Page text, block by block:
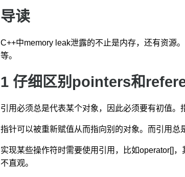
导读
C++中memory leak泄露的不止是内存，还有资源
等。
1 仔细区别pointers和
引用必须总是代表某个对象，因此必须要有初值。
指针可以被重新赋值从而指向别的对象。而引用总
实现某些操作符时需要使用引用，比如operator[]
不直观。